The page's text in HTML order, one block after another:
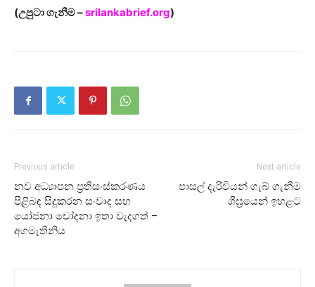
(උපුටා ගැනීම –srilankabrief.org)
Previous article
නව අධ්‍යාපන ප්‍රතිසංස්කරණය
පිළිබඳ සිදුකරන සංවාද සහ
යෝජනා චෝදනා ඉතා වැදගත් –
අගමැතිනිය
Next article
පාසල් දැරිවියන් ගැබ් ගැනීම
ශීඝ්‍රයෙන් ඉහළට